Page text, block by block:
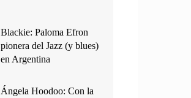
Blackie: Paloma Efron
pionera del Jazz (y blues)
en Argentina
Ángela Hoodoo: Con la